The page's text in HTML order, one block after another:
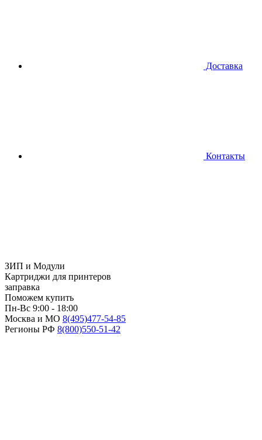
Доставка
Контакты
ЗИП и Модули
Картриджи для принтеров
заправка
Поможем купить
Пн-Вс 9:00 - 18:00
Москва и МО 8(495)477-54-85
Регионы РФ 8(800)550-51-42